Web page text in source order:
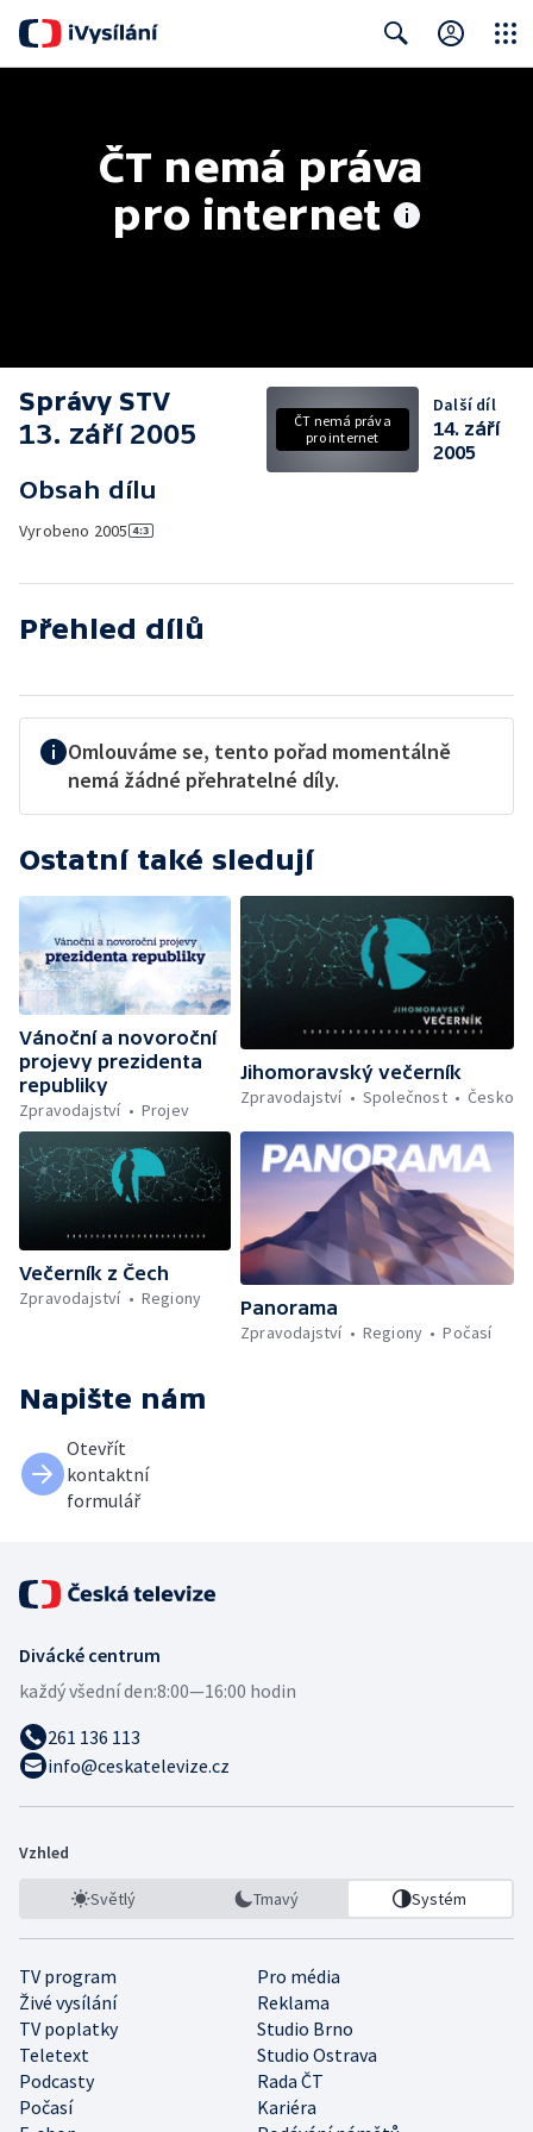
ČT nemá práva
pro internet
Správy STV
13. září 2005
Obsah dílu
Vyrobeno 2005
ČT nemá práva
pro internet
Další díl
14. září
2005
Přehled dílů
Omlouváme se, tento pořad momentálně
nemá žádné přehratelné díly.
Ostatní také sledují
Vánoční a novoroční
projevy prezidenta
republiky
Zpravodajství
Projev
Jihomoravský večerník
Zpravodajství
Společnost Česko
Večerník z Čech
Zpravodajství
Regiony
Panorama
Zpravodajství
Regiony Počasí
Napište nám
Otevřít
kontaktní
formulář
Divácké centrum
každý všední den:8:00—16:00 hodin
261 136 113
info@ceskatelevize.cz
Vzhled
Světlý Tmavý Systém
TV program
Pro média
Živé vysílání
Reklama
TV poplatky
Studio Brno
Teletext
Studio Ostrava
Podcasty
Rada ČT
Počasí
Kariéra